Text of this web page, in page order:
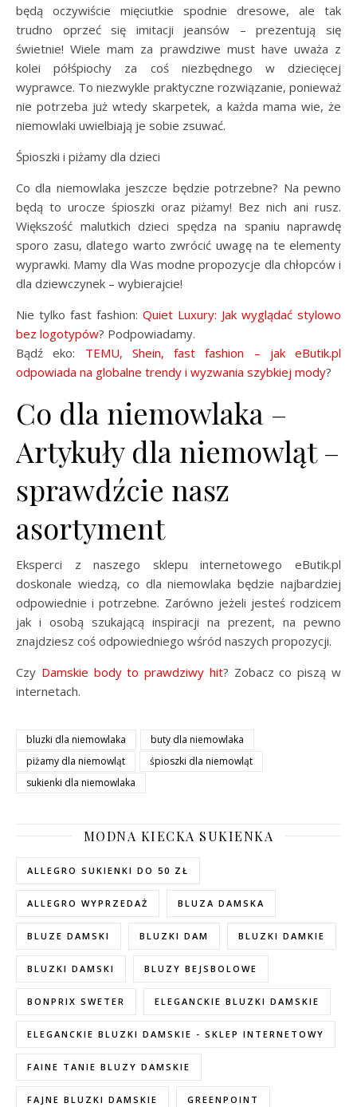
będą oczywiście mięciutkie spodnie dresowe, ale tak
trudno oprzeć się imitacji jeansów – prezentują się
świetnie! Wiele mam za prawdziwe must have uważa z
kolei półśpiochy za coś niezbędnego w dziecięcej
wyprawce. To niezwykle praktyczne rozwiązanie, ponieważ
nie potrzeba już wtedy skarpetek, a każda mama wie, że
niemowlaki uwielbiają je sobie zsuwać.
Śpioszki i piżamy dla dzieci
Co dla niemowlaka jeszcze będzie potrzebne? Na pewno
będą to urocze śpioszki oraz piżamy! Bez nich ani rusz.
Większość malutkich dzieci spędza na spaniu naprawdę
sporo zasu, dlatego warto zwrócić uwagę na te elementy
wyprawki. Mamy dla Was modne propozycje dla chłopców i
dla dziewczynek – wybierajcie!
Nie tylko fast fashion: Quiet Luxury: Jak wyglądać stylowo
bez logotypów? Podpowiadamy.
Bądź eko: TEMU, Shein, fast fashion – jak eButik.pl
odpowiada na globalne trendy i wyzwania szybkiej mody?
Co dla niemowlaka –
Artykuły dla niemowląt –
sprawdźcie nasz
asortyment
Eksperci z naszego sklepu internetowego eButik.pl
doskonale wiedzą, co dla niemowlaka będzie najbardziej
odpowiednie i potrzebne. Zarówno jeżeli jesteś rodzicem
jak i osobą szukającą inspiracji na prezent, na pewno
znajdziesz coś odpowiedniego wśród naszych propozycji.
Czy Damskie body to prawdziwy hit? Zobacz co piszą w
internetach.
bluzki dla niemowlaka
buty dla niemowlaka
piżamy dla niemowląt
śpioszki dla niemowląt
sukienki dla niemowlaka
MODNA KIECKA SUKIENKA
ALLEGRO SUKIENKI DO 50 ZŁ
ALLEGRO WYPRZEDAŻ BLUZA DAMSKA
BLUZE DAMSKI BLUZKI DAM BLUZKI DAMKIE
BLUZKI DAMSKI BLUZY BEJSBOLOWE
BONPRIX SWETER ELEGANCKIE BLUZKI DAMSKIE
ELEGANCKIE BLUZKI DAMSKIE - SKLEP INTERNETOWY
FAINE TANIE BLUZY DAMSKIE
FAJNE BLUZKI DAMSKIE GREENPOINT